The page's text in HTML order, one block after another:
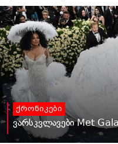
ქრონიკები
ვარსკვლავები Met